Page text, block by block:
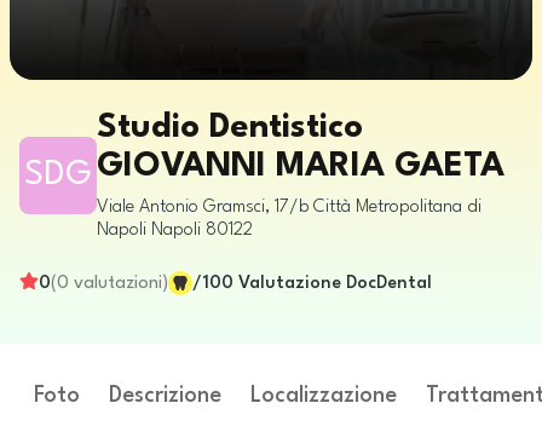
SDG
Studio Dentistico
GIOVANNI MARIA GAETA
Viale Antonio Gramsci, 17/b Città Metropolitana di
Napoli Napoli 80122
0(0 valutazioni) /100 Valutazione DocDental
Foto Descrizione Localizzazione